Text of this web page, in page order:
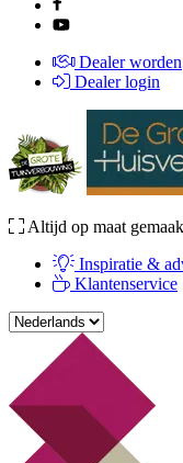
Dealer worden
Dealer login
Altijd op maat
Inspiratie &
Klantenservice